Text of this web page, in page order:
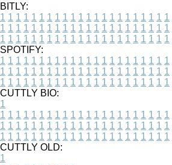
BITLY:
1 1 1 1 1 1 1 1 1 1 1 1 1 1 1 1 1 1 1 1 1 1
1 1 1 1 1 1 1 1 1 1 1 1 1 1 1 1 1 1 1 1 1 1
1 1 1 1 1 1 1 1 1 1 1 1 1 1 1 1 1 1 1 1 1 1
SPOTIFY:
1 1 1 1 1 1 1 1 1 1 1 1 1 1 1 1 1 1 1 1 1 1
1 1 1 1 1 1 1 1 1 1 1 1 1 1 1 1 1 1 1 1 1 1
1 1 1 1 1 1 1 1 1 1 1 1 1 1 1 1 1 1 1 1 1 1
CUTTLY BIO:
1
1 1 1 1 1 1 1 1 1 1 1 1 1 1 1 1 1 1 1 1 1 1
1 1 1 1 1 1 1 1 1 1 1 1 1 1 1 1 1 1 1 1 1 1
1 1 1 1 1 1 1 1 1 1 1 1 1 1 1 1 1 1 1 1 1 1
CUTTLY OLD:
1